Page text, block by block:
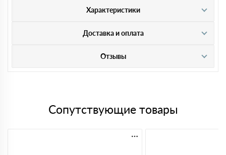
Характеристики
Доставка и оплата
Отзывы
Сопутствующие товары